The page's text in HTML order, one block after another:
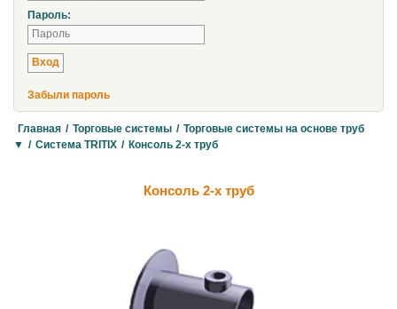
Пароль:
Забыли пароль
Главная / Торговые системы / Торговые системы на основе труб
▼ / Система TRITIX / Консоль 2-х труб
Консоль 2-х труб